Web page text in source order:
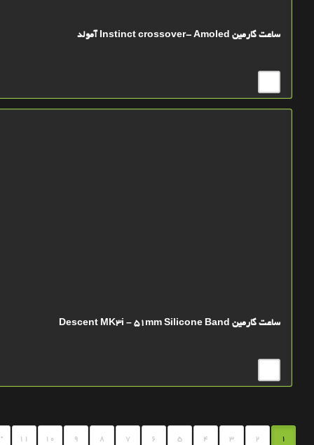
ساعت گارمین Instinct crossover- Amoled آمولد
ساعت گارمین Descent MK3i – 51mm Silicone Band
1
2
3
4
5
6
7
8
9
10
11